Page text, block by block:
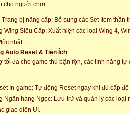
cho người chơi.
Trang bị nâng cấp: Bổ sung các Set Item
Wing Siêu Cấp: Xuất hiện các loại Wing 4,
nhất.
Auto Reset & Tiện Ích
tối đa cho game thủ bận rộn, các tính năng
In-game: Tự động Reset ngay khi đủ cấp
Ngân hàng Ngọc: Lưu trữ và quản lý các
giao diện UI.